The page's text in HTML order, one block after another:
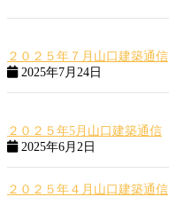
２０２５年７月山口建築通信
2025年7月24日
２０２５年5月山口建築通信
2025年6月2日
２０２５年４月山口建築通信